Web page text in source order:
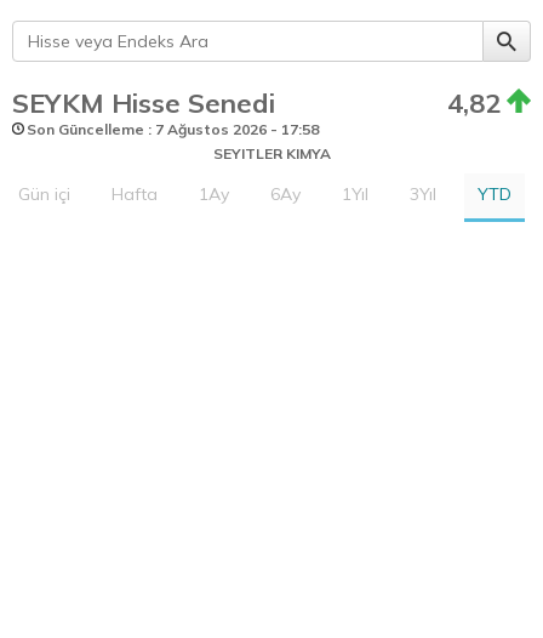
SEYKM Hisse Senedi 4,82
Son Güncelleme : 7 Ağustos 2026 - 17:58
SEYITLER KIMYA
Gün içi Hafta 1Ay 6Ay 1Yıl 3Yıl YTD